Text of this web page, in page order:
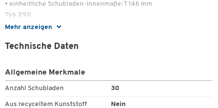
Mehr anzeigen
• einheitliche Schubladen-Innenmaße: T 146 mm
Typ 290
• 30 Schubladen
Typ 291
• Schubladenmaße außen: H 41 x 69, innen: H 32 x B 61 mm
Typ 292
• 12 Schubladen
• Schubladenmaße außen: 41 x 138, innen: H 32 x B 132 mm
Technische Daten
Allgemeine Merkmale
Anzahl Schubladen 30
Aus recyceltem Kunststoff Nein